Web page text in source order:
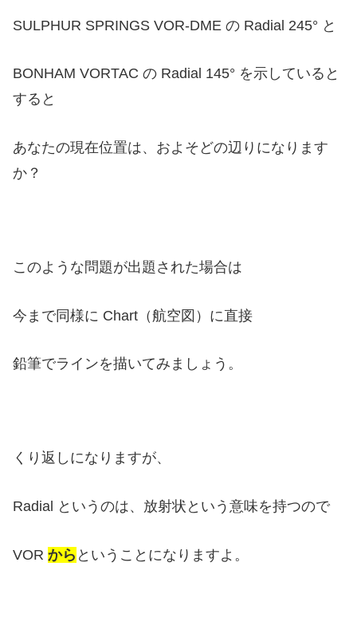
SULPHUR SPRINGS VOR-DME の Radial 245° と
BONHAM VORTAC の Radial 145° を示していると
すると
あなたの現在位置は、およそどの辺りになります
か？
このような問題が出題された場合は
今まで同様に Chart（航空図）に直接
鉛筆でラインを描いてみましょう。
くり返しになりますが、
Radial というのは、放射状という意味を持つので
VOR から ということになりますよ。